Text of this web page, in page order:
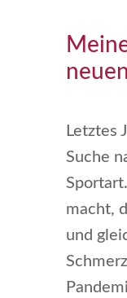
Letztes
Suche
macht,
und